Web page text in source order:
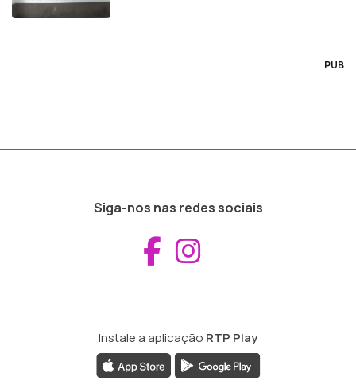
PUB
Siga-nos nas redes sociais
Aceder ao
Instale a aplicação RTP Play